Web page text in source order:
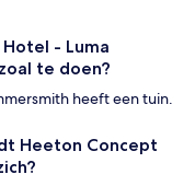
- Luma
te doen?
heeft een tuin.
Heeton Concept